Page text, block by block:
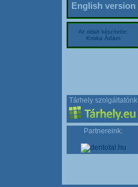
English version
Az oldalt készítette:
Kriska Ádám
Tárhely szolgáltatónk
Partnereink: